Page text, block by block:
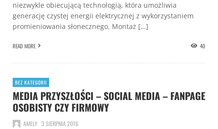
niezwykle obiecującą technologią, która umożliwia
generację czystej energii elektrycznej z wykorzystaniem
promieniowania słonecznego. Montaż […]
READ MORE 40
BEZ KATEGORII
MEDIA PRZYSZŁOŚCI – SOCIAL MEDIA – FANPAGE
OSOBISTY CZY FIRMOWY
AMELY 3 SIERPNIA 2016